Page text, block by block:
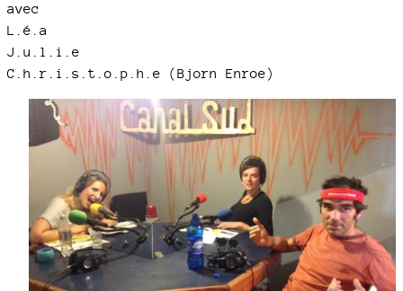
avec
L.é.a
J.u.l.i.e
C.h.r.i.s.t.o.p.h.e (Bjorn Enroe)